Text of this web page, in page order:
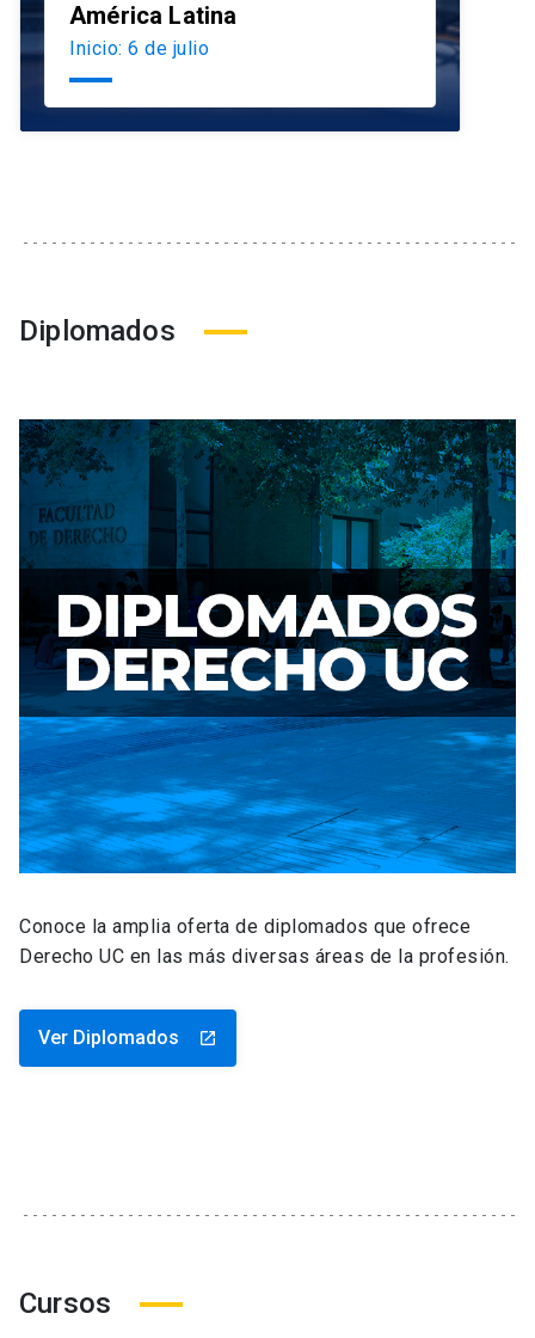
América Latina
Inicio: 6 de julio
Diplomados
Conoce la amplia oferta de diplomados que ofrece
Derecho UC en las más diversas áreas de la profesión.
Ver Diplomados launch
Cursos